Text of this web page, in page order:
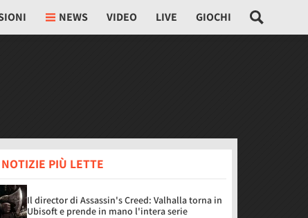
NEWS VIDEO LIVE GIOCHI
PIÙ LETTE
Il director di Assassin's Creed: Valhalla torna in
Ubisoft e prende in mano l'intera serie